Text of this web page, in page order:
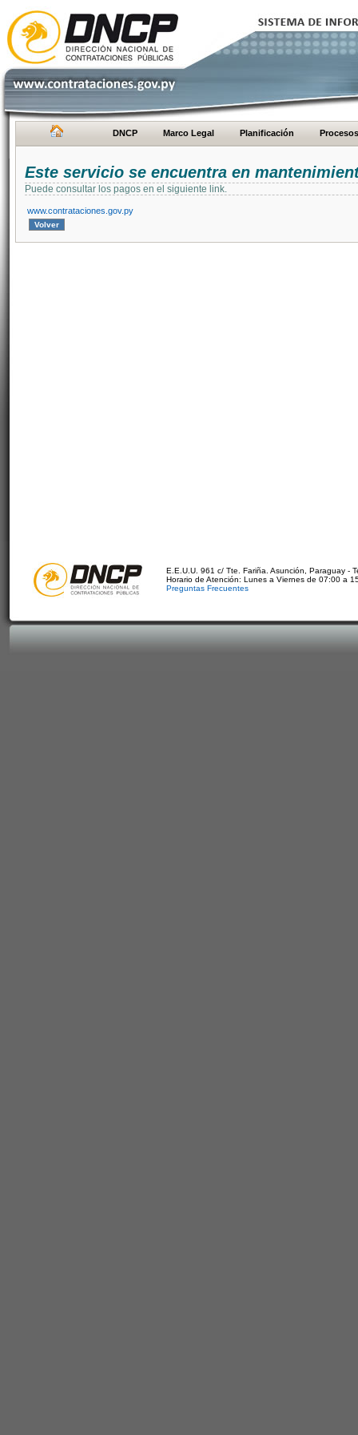
DNCP Marco Legal Planificación Procesos
Este servicio se encuentra en
Puede consultar los pagos en el siguiente link.
www.contrataciones.gov.py
E.E.U.U. 961 c/ Tte. Fariña. Asunción, Paraguay -
Horario de Atención: Lunes a Viernes de 07:00 a
Preguntas Frecuentes